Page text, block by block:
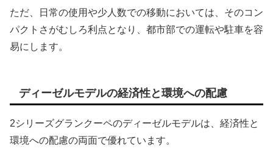
ただ、日常の使用や少人数での移動においては、そのコン
パクトさがむしろ利点となり、都市部での運転や駐車を容
易にします。
ディーゼルモデルの経済性と環境への配慮
2シリーズグランクーペのディーゼルモデルは、経済性と
環境への配慮の両面で優れています。